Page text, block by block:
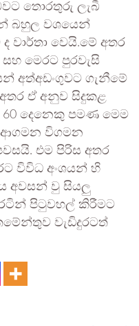
තොරතුරු ලැබී
බහුල වශයෙන්
වාර්තා වෙයි.මේ අතර
මෙරට පුරවැසි
අත්අඩංගුවට ගැනීමේ
ඒ අනුව සිදුකළ
60 දෙනෙකු පමණ මෙම
ආගමන විගමන
එම පිරිස අතර
විවිධ අංශයන් හි
අවසන් වු සියලු
පිටුවහල් කිරීමට
වැඩිදුරටත්